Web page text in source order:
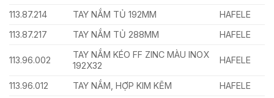
113.87.214
TAY NẮM TỦ 192MM
HAFELE
113.87.217
TAY NẮM TỦ 288MM HAFELE
113.96.002
TAY NẮM KÉO FF ZINC MÀU INOX
192X32
HAFELE
113.96.012 TAY NẮM, HỢP KIM KẼM
HAFELE